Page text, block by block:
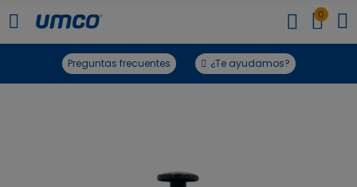
0
Preguntas frecuentes ¿Te ayudamos?